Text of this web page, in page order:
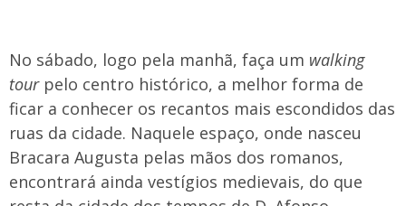
No sábado, logo pela manhã, faça um walking
tourpelo centro histórico, a melhor forma de
ficar a conhecer os recantos mais escondidos das
ruas da cidade. Naquele espaço, onde nasceu
Bracara Augusta pelas mãos dos romanos,
encontrará ainda vestígios medievais, do que